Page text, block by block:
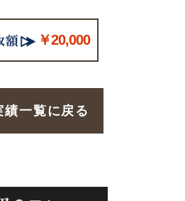
￥20,000
績一覧に戻る